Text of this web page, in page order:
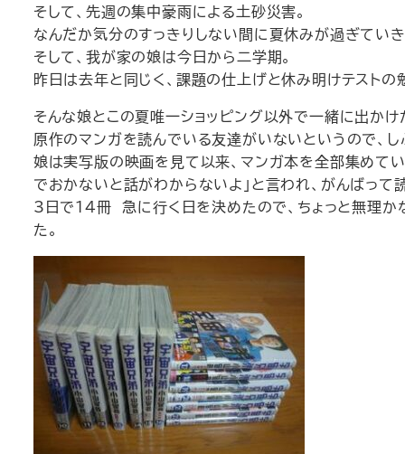
そして、先週の集中豪雨による土砂災害。
なんだか気分のすっきりしない間に夏休みが過ぎていき
そして、我が家の娘は今日から二学期。
昨日は去年と同じく、課題の仕上げと休み明けテストの
そんな娘とこの夏唯一ショッピング以外で一緒に出かけ
原作のマンガを読んでいる友達がいないというので、
娘は実写版の映画を見て以来、マンガ本を全部集めて
でおかないと話がわからないよ」と言われ、がんばって
3日で14冊 急に行く日を決めたので、ちょっと無理か
た。